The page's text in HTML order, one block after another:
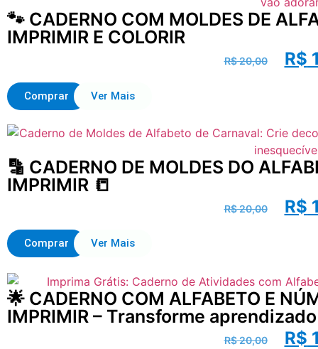
🐾 CADERNO COM MOLDES DE
IMPRIMIR E COLORIR
R$20,00 R$
Comprar Ver Mais
🔡 CADERNO DE MOLDES DO
IMPRIMIR 📒
R$20,00 R$
Comprar Ver Mais
🌟 CADERNO COM ALFABETO E
IMPRIMIR – Transforme
R$20,00 R$